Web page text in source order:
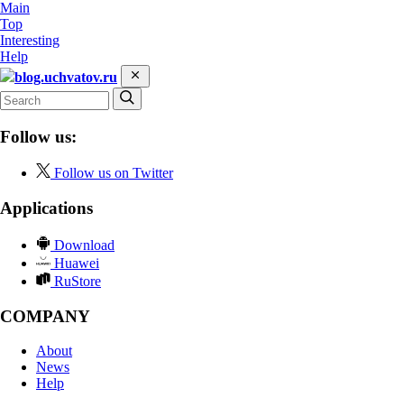
Main
Top
Interesting
Help
blog.uchvatov.ru
Follow us:
Follow us on Twitter
Applications
Download
Huawei
RuStore
COMPANY
About
News
Help